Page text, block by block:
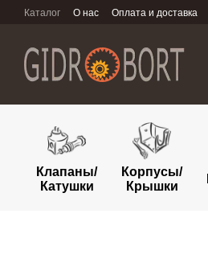
Перейти к основному контенту
Каталог О нас Оплата и доставка
Клапаны/
Катушки
Корпусы/
Крышки